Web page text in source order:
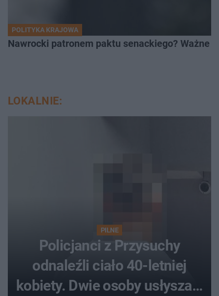
POLITYKA KRAJOWA
Nawrocki patronem paktu senackiego? Ważne
LOKALNIE:
PILNE
Policjanci z Przysuchy
odnaleźli ciało 40-letniej
kobiety. Dwie osoby usłyszały